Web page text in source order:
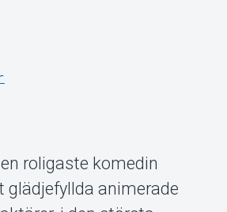
roligaste komedin
animerade